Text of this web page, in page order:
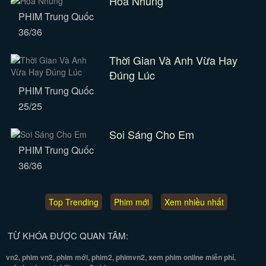
PHIM Trung Quốc
36/36
Thời Gian Và Anh Vừa Hay
Đúng Lúc
PHIM Trung Quốc
25/25
Soi Sáng Cho Em
PHIM Trung Quốc
36/36
Top Trending Phim mới Xem nhiều nhất
TỪ KHÓA ĐƯỢC QUAN TÂM:
vn2, phim vn2, phim mới, phim2, phimvn2, xem phim online miễn phí,